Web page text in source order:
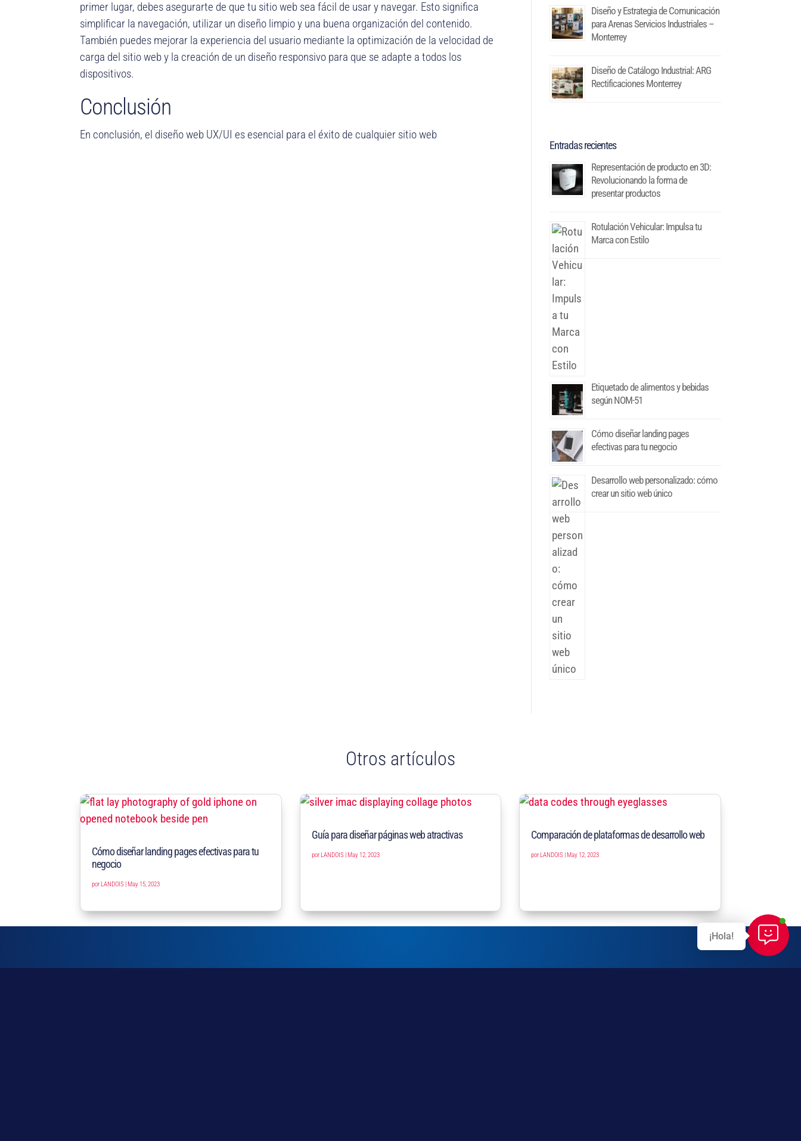
primer lugar, debes asegurarte de que tu sitio web sea fácil de usar y navegar. Esto significa
simplificar la navegación, utilizar un diseño limpio y una buena organización del contenido.
También puedes mejorar la experiencia del usuario mediante la optimización de la velocidad de
carga del sitio web y la creación de un diseño responsivo para que se adapte a todos los
dispositivos.
Conclusión
En conclusión, el diseño web UX/UI es esencial para el éxito de cualquier sitio web
Diseño y Estrategia de Comunicación
para Arenas Servicios Industriales –
Monterrey
Diseño de Catálogo Industrial: ARG
Rectificaciones Monterrey
Entradas recientes
Representación de producto en 3D:
Revolucionando la forma de
presentar productos
Rotulación Vehicular: Impulsa tu
Marca con Estilo
Etiquetado de alimentos y bebidas
según NOM-51
Cómo diseñar landing pages
efectivas para tu negocio
Desarrollo web personalizado: cómo
crear un sitio web único
Otros artículos
Cómo diseñar landing pages efectivas para tu
negocio
por LANDOIS May 15, 2023
Guía para diseñar páginas web atractivas
por LANDOIS| May 12, 2023
Comparación de plataformas de desarrollo web
por LANDOIS May 12, 2023
¡Hola!